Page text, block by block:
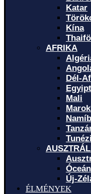
Katar
Kína
AFRIKA
Dél-
Mali
Új-
ÉLMÉNYEK